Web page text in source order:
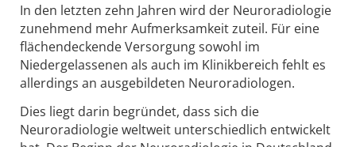
In den letzten zehn Jahren wird der Neuroradiologie
zunehmend mehr Aufmerksamkeit zuteil. Für eine
flächendeckende Versorgung sowohl im
Niedergelassenen als auch im Klinikbereich fehlt es
allerdings an ausgebildeten Neuroradiologen.
Dies liegt darin begründet, dass sich die
Neuroradiologie weltweit unterschiedlich entwickelt